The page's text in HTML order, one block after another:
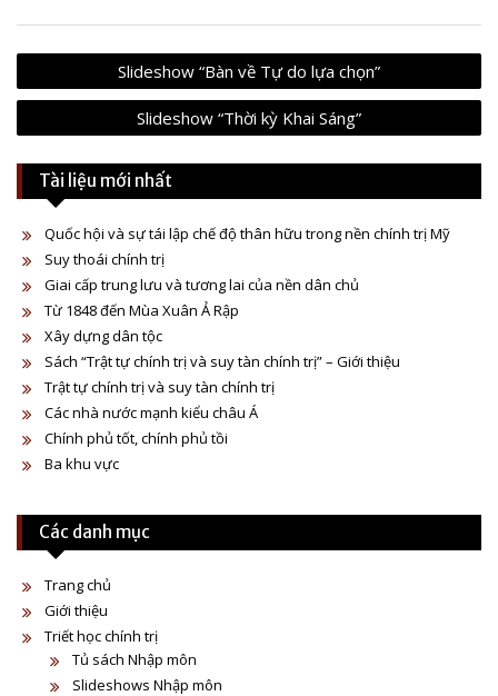
P
o
t
a
v
g
a
t
o
Slideshow “Bàn về Tự do lựa chọn”
Slideshow “Thời kỳ Khai Sáng”
Tài liệu mới nhất
Quốc hội và sự tái lập chế độ thân hữu trong nền chính trị Mỹ
Suy thoái chính trị
Giai cấp trung lưu và tương lai của nền dân chủ
Từ 1848 đến Mùa Xuân Ả Rập
Xây dựng dân tộc
Sách “Trật tự chính trị và suy tàn chính trị” – Giới thiệu
Trật tự chính trị và suy tàn chính trị
Các nhà nước mạnh kiểu châu Á
Chính phủ tốt, chính phủ tồi
Ba khu vực
Các danh mục
Trang chủ
Giới thiệu
Triết học chính trị
Tủ sách Nhập môn
Slideshows Nhập môn